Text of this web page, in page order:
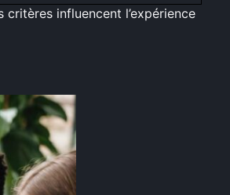
critères influencent l’expérience